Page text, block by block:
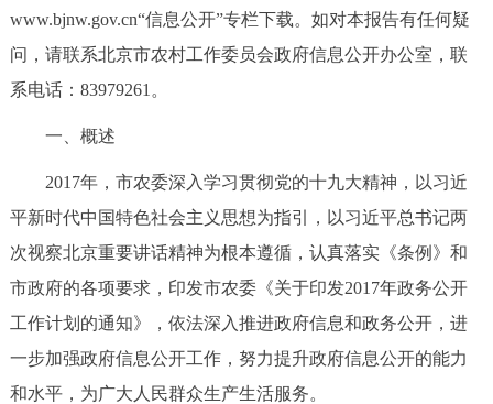
参与调查 在线访谈 图说互动
北京概况
绿色北京 图说北京 视频北京
多语种
FRANÇAIS РУССКИЙ ЯЗЫК
www.bjnw.gov.cn“信息公开”专栏下载。如对本报告有任何疑
问，请联系北京市农村工作委员会政府信息公开办公室，联
系电话：83979261。
一、概述
2017年，市农委深入学习贯彻党的十九大精神，以习近
平新时代中国特色社会主义思想为指引，以习近平总书记两
次视察北京重要讲话精神为根本遵循，认真落实《条例》和
市政府的各项要求，印发市农委《关于印发2017年政务公开
工作计划的通知》，依法深入推进政府信息和政务公开，进
一步加强政府信息公开工作，努力提升政府信息公开的能力
和水平，为广大人民群众生产生活服务。